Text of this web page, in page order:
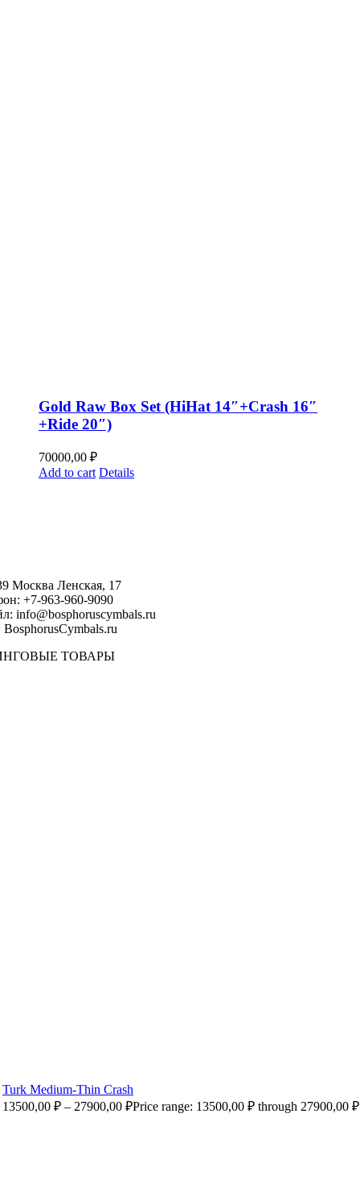
Gold Raw Box Set (HiHat 14″+Crash 16″
+Ride 20″)
70000,00 ₽
Add to cart Details
Москва Ленская, 17
+7-963-960-9090
info@bosphoruscymbals.ru
BosphorusСymbals.ru
ТОВАРЫ
Turk Medium-Thin Crash
13500,00 ₽ – 27900,00 ₽Price range: 13500,00 ₽ through 27900,00 ₽